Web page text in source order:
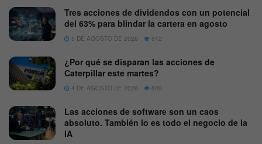
Tres acciones de dividendos con un potencial
del 63% para blindar la cartera en agosto
5 DE AGOSTO DE 2026 612
¿Por qué se disparan las acciones de
Caterpillar este martes?
4 DE AGOSTO DE 2026 609
Las acciones de software son un caos
absoluto. También lo es todo el negocio de la
IA